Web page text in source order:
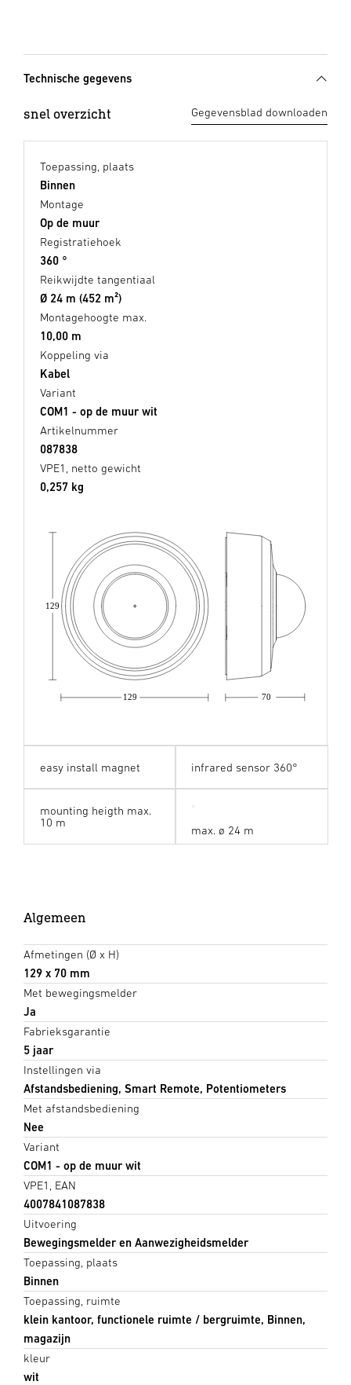
Technische gegevens
snel overzicht Gegevensblad downloaden
Toepassing, plaats
Binnen
Montage
Op de muur
Registratiehoek
360 °
Reikwijdte tangentiaal
Ø 24 m (452 m²)
Montagehoogte max.
10,00 m
Koppeling via
Kabel
Variant
COM1 - op de muur wit
Artikelnummer
087838
VPE1, netto gewicht
0,257 kg
70
129
129
easy install magnet infrared sensor 360°
mounting heigth max.
10 m
max. ø 24 m
Algemeen
Afmetingen (Ø x H)
129 x 70 mm
Met bewegingsmelder
Ja
Fabrieksgarantie
5 jaar
Instellingen via
Afstandsbediening, Smart Remote, Potentiometers
Met afstandsbediening
Nee
Variant
COM1 - op de muur wit
VPE1, EAN
4007841087838
Uitvoering
Bewegingsmelder en Aanwezigheidsmelder
Toepassing, plaats
Binnen
Toepassing, ruimte
klein kantoor, functionele ruimte / bergruimte, Binnen,
magazijn
kleur
wit